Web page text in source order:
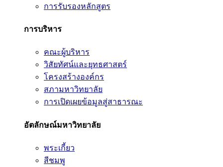
การรับรองหลักสูตร
การบริหาร
คณะผู้บริหาร
วิสัยทัศน์และยุทธศาสตร์
โครงสร้างองค์กร
สภามหาวิทยาลัย
การเปิดเผยข้อมูลสู่สาธารณะ
อัตลักษณ์มหาวิทยาลัย
พระเกี้ยว
สีชมพู